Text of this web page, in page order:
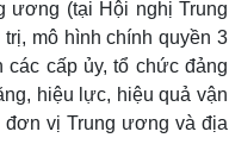
ương (tại Hội nghị Trung
mô hình chính quyền 3
cấp ủy, tổ chức đảng
hiệu lực, hiệu quả vận
vị Trung ương và địa